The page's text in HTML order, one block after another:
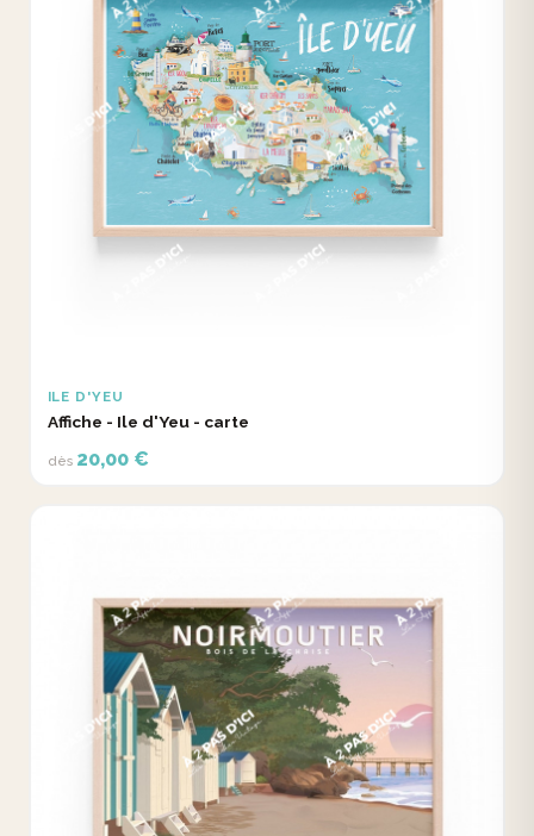
ILE D'YEU
Affiche - Ile d'Yeu - carte
dès 20,00 €